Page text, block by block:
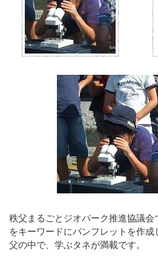
秩父まるごとジオパーク推進協議会
をキーワードにパンフレットを作
父の中で、学ぶタネが満載です。